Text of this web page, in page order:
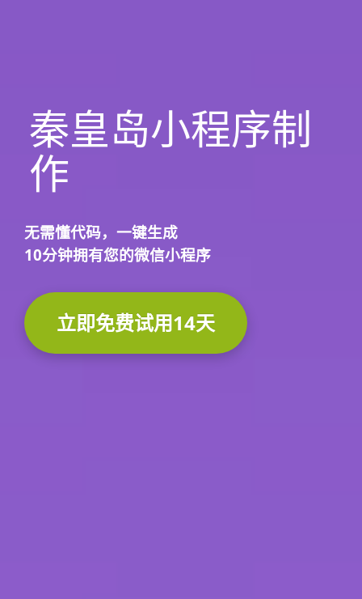
秦皇岛小程序制
作
无需懂代码， 一键生成
10分钟拥有您的微信小程序
立即免费试用14天